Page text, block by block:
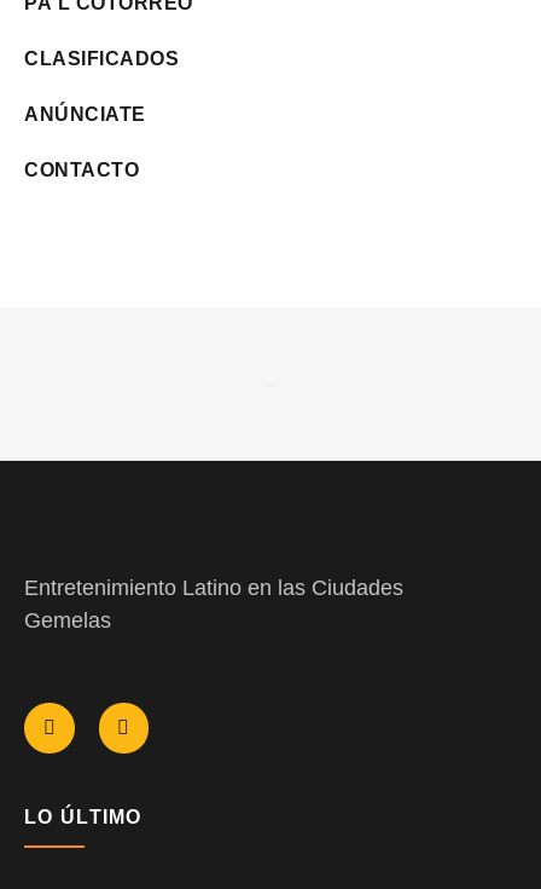
CLASIFICADOS
ANÚNCIATE
CONTACTO
Entretenimiento Latino en las Ciudades
Gemelas
LO ÚLTIMO